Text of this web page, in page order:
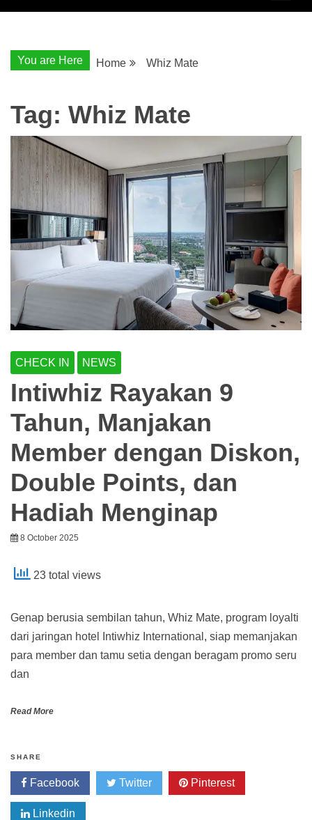
You are Here Home Whiz Mate
Tag: Whiz Mate
CHECK IN NEWS
Intiwhiz Rayakan 9
Tahun, Manjakan
Member dengan Diskon,
Double Points, dan
Hadiah Menginap
8 October 2025
23 total views
Genap berusia sembilan tahun, Whiz Mate, program loyalti
dari jaringan hotel Intiwhiz International, siap memanjakan
para member dan tamu setia dengan beragam promo seru
dan
Read More
SHARE
Facebook Twitter Pinterest
Linkedin